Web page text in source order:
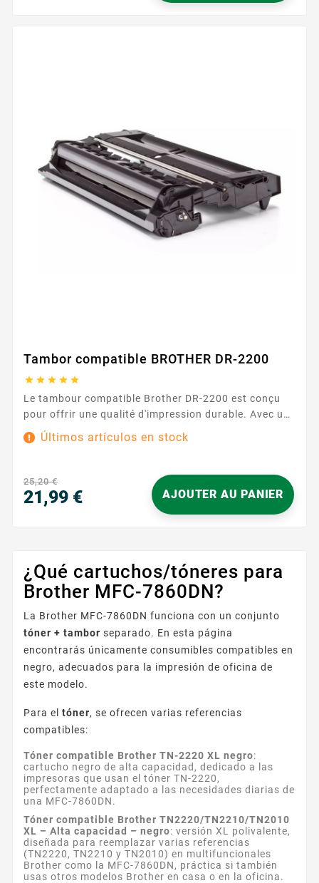
Tambor compatible BROTHER DR-2200
    
Le tambour compatible Brother DR-2200 est conçu
pour offrir une qualité d'impression durable. Avec une
capacité d'impression de 12 000 pages, ce tambour
assure des performances fiables et durables.
12 000 pages Garantie : 2 ans ...
Últimos artículos en stock
25,20 €
21,99 € AJOUTER AU PANIER
¿Qué cartuchos/tóneres para
Brother MFC-7860DN?
La Brother MFC-7860DN funciona con un conjunto
tóner + tambor separado. En esta página
encontrarás únicamente consumibles compatibles en
negro, adecuados para la impresión de oficina de
este modelo.
Para el tóner, se ofrecen varias referencias
compatibles:
Tóner compatible Brother TN-2220 XL negro:
cartucho negro de alta capacidad, dedicado a las
impresoras que usan el tóner TN-2220,
perfectamente adaptado a las necesidades diarias de
una MFC-7860DN.
Tóner compatible Brother TN2220/TN2210/TN2010
XL – Alta capacidad – negro: versión XL polivalente,
diseñada para reemplazar varias referencias
(TN2220, TN2210 y TN2010) en multifuncionales
Brother como la MFC-7860DN, práctica si también
usas otros modelos Brother en casa o en la oficina.